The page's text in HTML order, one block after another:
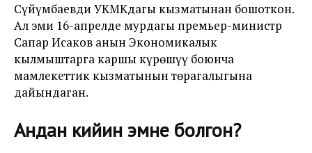
Сүйүмбаевди УКМКдагы кызматынан бошоткон.
Ал эми 16-апрелде мурдагы премьер-министр
Сапар Исаков анын Экономикалык
кылмыштарга каршы күрөшүү боюнча
мамлекеттик кызматынын төрагалыгына
дайындаган.
Андан кийин эмне болгон?